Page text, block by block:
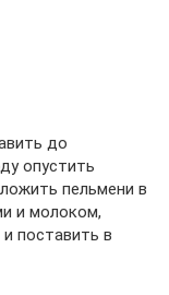
до
опустить
пельмени в
и молоком,
поставить в